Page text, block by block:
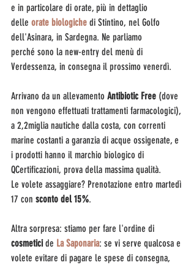
e in particolare di orate, più in dettaglio
delle orate biologiche di Stintino, nel Golfo
dell'Asinara, in Sardegna. Ne parliamo
perché sono la new-entry del menù di
Verdessenza, in consegna il prossimo venerdì.
Arrivano da un allevamento Antibiotic Free (dove
non vengono effettuati trattamenti farmacologici),
a 2,2miglia nautiche dalla costa, con correnti
marine costanti a garanzia di acque ossigenate, e
i prodotti hanno il marchio biologico di
QCertificazioni, prova della massima qualità.
Le volete assaggiare? Prenotazione entro martedì
17 con sconto del 15%.
Altra sorpresa: stiamo per fare l'ordine di
cosmetici de La Saponaria: se vi serve qualcosa e
volete evitare di pagare le spese di consegna,